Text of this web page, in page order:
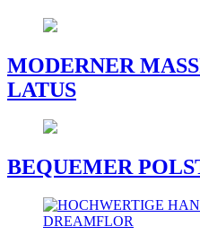
MODERNER
LATUS
BEQUEMER